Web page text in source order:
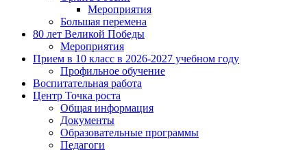
Мероприятия
Большая перемена
80 лет Великой Победы
Мероприятия
Прием в 10 класс в 2026-2027 учебном году
Профильное обучение
Воспитательная работа
Центр Точка роста
Общая информация
Документы
Образовательные программы
Педагоги